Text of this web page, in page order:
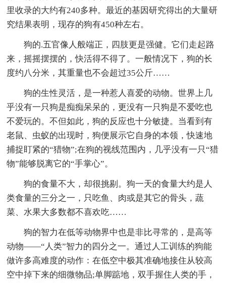
里收录的大约有240多种。最近的基因研究得出的大量研
究结果表明，现存的狗有450种左右。
狗的.五官像人般端正，四肢更是强健。它们走起路
来，摇摇摆摆的，快活得不得了。一般情况下，狗的长
度约八分米，其重量也不会超过35公斤……
狗的生性灵活，是一种惹人喜爱的动物。世界上几
乎没有一只狗是痴痴呆呆的，更没有一只狗是不爱吃也
不爱玩的。不但如此，狗的反应也十分敏捷。当看到有
老鼠、虫蚁的出现时，狗便展示它自身的本领，快速地
捕捉盯紧的“猎物”;在狗的视线范围内，几乎没有一只“猎
物”能够脱离它的“手掌心”。
狗的食量不大，却很挑剔。狗一天的食量大约是人
类食量的三分之一，只吃鱼、肉或是其它的骨头，蔬
菜、水果大多数都不喜欢吃……
狗的智力在低等动物界中也是非比寻常的，是高等
动物——“人类”智力的四分之一。通过人工训练的狗能
做许多高难度的动作：在低空中极其准确地接住从较高
空中掉下来的细微物品;单脚踮地，双手握住人类的手，